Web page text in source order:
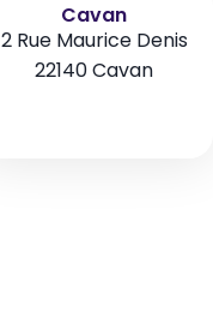
Cavan
2 Rue Maurice Denis
22140 Cavan